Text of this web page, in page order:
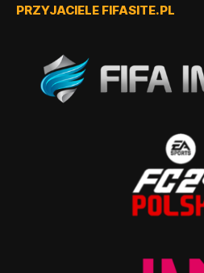
PRZYJACIELE FIFASITE.PL